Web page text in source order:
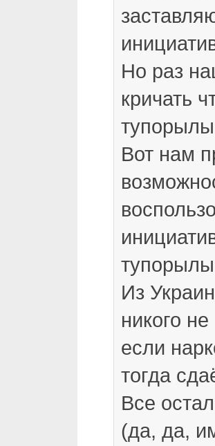
Но раз
кричать
Вот нам
Из
никого
если
тогда
Все
(да, да,